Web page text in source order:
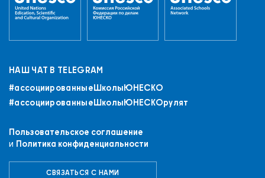
+7 (843) 294-83-44
РЕГИСТРАЦИЯ
НАШ ЧАТ В TELEGRAM
#ассоциированныеШколыЮНЕСКO
#ассоциированныеШколыЮНЕСКОрулят
Пользовательское соглашение
и Политика конфиденциальности
СВЯЗАТЬСЯ С НАМИ